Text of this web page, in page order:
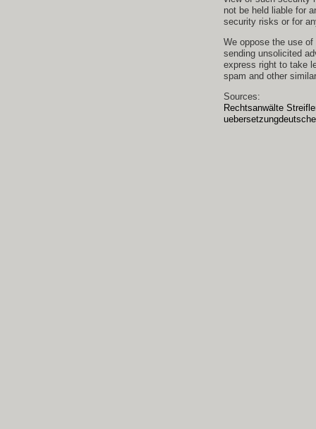
not be held liable for
security risks or for
We oppose the use
sending unsolicited
express right to take
spam and other
Sources:
Rechtsanwälte